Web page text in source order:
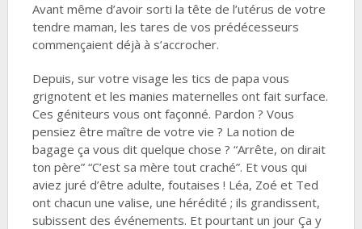
Avant même d’avoir sorti la tête de l’utérus de votre
tendre maman, les tares de vos prédécesseurs
commençaient déjà à s’accrocher.
Depuis, sur votre visage les tics de papa vous
grignotent et les manies maternelles ont fait surface.
Ces géniteurs vous ont façonné. Pardon ? Vous
pensiez être maître de votre vie ? La notion de
bagage ça vous dit quelque chose ? “Arrête, on dirait
ton père” “C’est sa mère tout craché”. Et vous qui
aviez juré d’être adulte, foutaises ! Léa, Zoé et Ted
ont chacun une valise, une hérédité ; ils grandissent,
subissent des événements. Et pourtant un jour Ça y